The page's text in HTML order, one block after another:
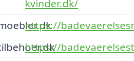
kvinder.dk/
https://
https://